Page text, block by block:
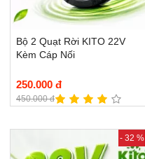
Bộ 2 Quạt Rời KITO 22V
Kèm Cáp Nối
250.000 đ
450.000 đ
- 32 %